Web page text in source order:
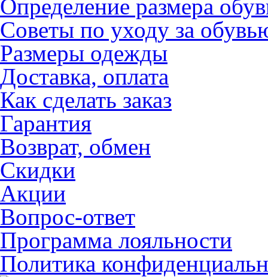
Определение размера
Советы по уходу за
Размеры одежды
Доставка, оплата
Как сделать заказ
Гарантия
Возврат, обмен
Скидки
Акции
Вопрос-ответ
Программа лояльности
Политика